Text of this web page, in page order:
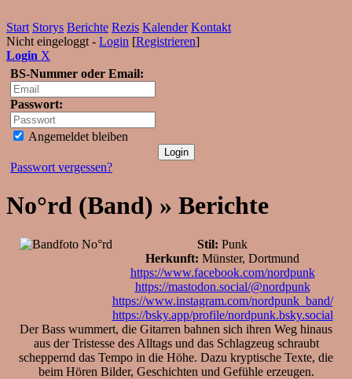
Start Storys Berichte Rezis Kalender Kontakt
Nicht eingeloggt - Login [Registrieren]
Login X
BS-Nummer oder Email:
Passwort:
Angemeldet bleiben
Passwort vergessen?
No°rd (Band) » Berichte
Stil: Punk
Herkunft: Münster, Dortmund
https://www.facebook.com/nordpunk
https://mastodon.social/@nordpunk
https://www.instagram.com/nordpunk_band/
https://bsky.app/profile/nordpunk.bsky.social
Der Bass wummert, die Gitarren bahnen sich ihren Weg hinaus
aus der Tristesse des Alltags und das Schlagzeug schraubt
scheppernd das Tempo in die Höhe. Dazu kryptische Texte, die
beim Hören Bilder, Geschichten und Gefühle erzeugen.